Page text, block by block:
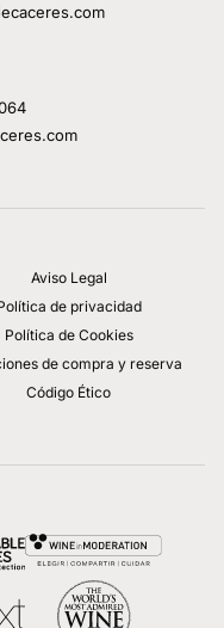
Aviso Legal
de privacidad
Política de Cookies
de compra y reserva
Código Ético